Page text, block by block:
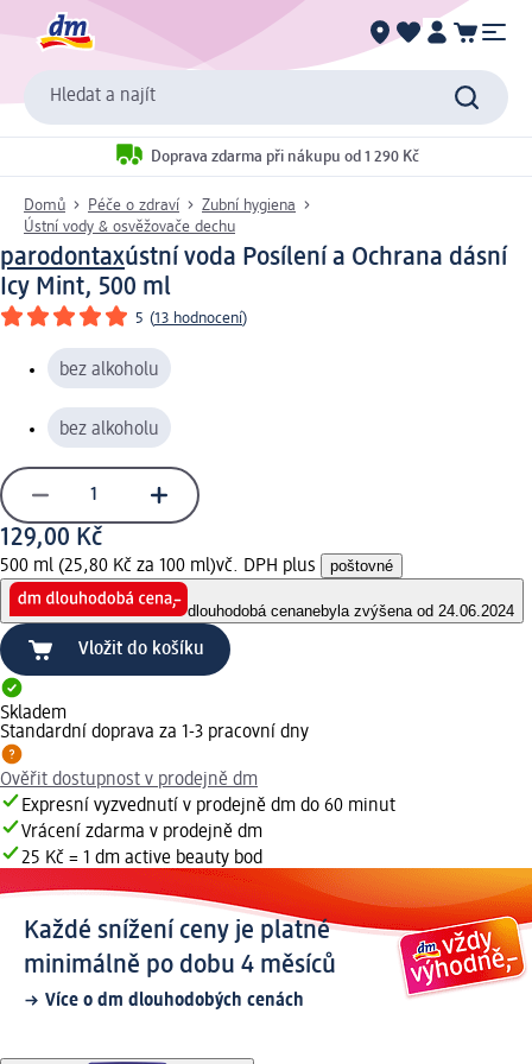
Hledat a najít
Doprava zdarma při nákupu od 1 290 Kč
Domů Péče o zdraví
Zubní hygiena
Ústní vody & osvěžovače dechu
parodontaxústní voda Posílení a Ochrana dásní
Icy Mint, 500 ml
5 (13 hodnocení)
bez alkoholu
bez alkoholu
129,00 Kč
500 ml (25,80 Kč za 100 ml)vč. DPH plus poštovné
dlouhodobá cenanebyla zvýšena od 24.06.2024
Vložit do košíku
Skladem
Standardní doprava za 1-3 pracovní dny
Ověřit dostupnost v prodejně dm
Expresní vyzvednutí v prodejně dm do 60 minut
Vrácení zdarma v prodejně dm
25 Kč = 1 dm active beauty bod
Každé snížení ceny je platné
minimálně po dobu 4 měsíců
Více o dm dlouhodobých cenách